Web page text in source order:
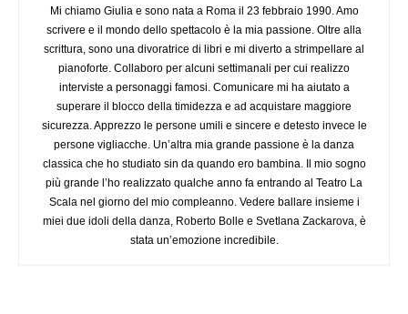
Mi chiamo Giulia e sono nata a Roma il 23 febbraio 1990. Amo
scrivere e il mondo dello spettacolo è la mia passione. Oltre alla
scrittura, sono una divoratrice di libri e mi diverto a strimpellare al
pianoforte. Collaboro per alcuni settimanali per cui realizzo
interviste a personaggi famosi. Comunicare mi ha aiutato a
superare il blocco della timidezza e ad acquistare maggiore
sicurezza. Apprezzo le persone umili e sincere e detesto invece le
persone vigliacche. Un’altra mia grande passione è la danza
classica che ho studiato sin da quando ero bambina. Il mio sogno
più grande l’ho realizzato qualche anno fa entrando al Teatro La
Scala nel giorno del mio compleanno. Vedere ballare insieme i
miei due idoli della danza, Roberto Bolle e Svetlana Zackarova, è
stata un’emozione incredibile.